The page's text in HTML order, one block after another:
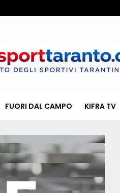
FUORI DAL CAMPO KIFRA TV